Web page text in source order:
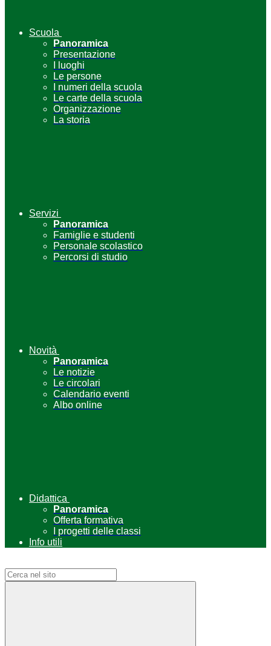
Scuola
Panoramica
Presentazione
I luoghi
Le persone
I numeri della scuola
Le carte della scuola
Organizzazione
La storia
Servizi
Panoramica
Famiglie e studenti
Personale scolastico
Percorsi di studio
Novità
Panoramica
Le notizie
Le circolari
Calendario eventi
Albo online
Didattica
Panoramica
Offerta formativa
I progetti delle classi
Info utili